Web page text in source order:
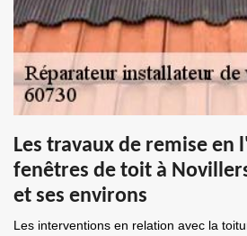
Les travaux de remise en
fenêtres de toit à
et ses environs
Les interventions en relation avec la